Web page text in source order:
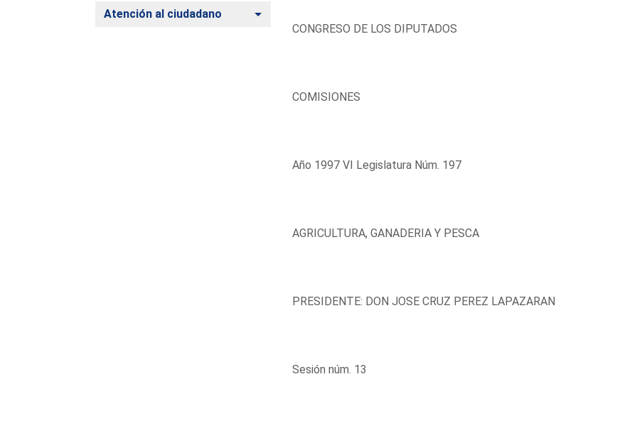
Atención al ciudadano Alternar
CONGRESO DE LOS DIPUTADOS
COMISIONES
Año 1997 VI Legislatura Núm. 197
AGRICULTURA, GANADERIA Y PESCA
PRESIDENTE: DON JOSE CRUZ PEREZ LAPAZARAN
Sesión núm. 13